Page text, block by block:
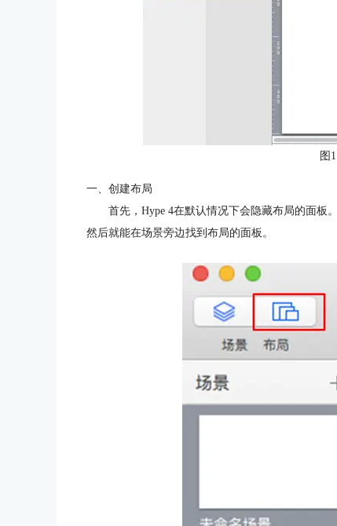
图
一、创建布局
首先，Hype 4在默认情况下会隐藏布局的面板
然后就能在场景旁边找到布局的面板。